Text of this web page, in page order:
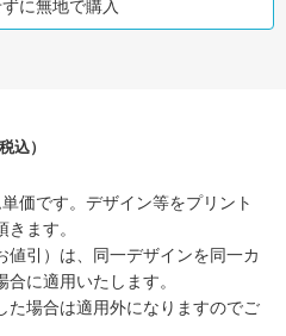
に無地で購入
込）
価です。デザイン等をプリント
ます。
値引）は、同一デザインを同一カ
に適用いたします。
た場合は適用外になりますのでご